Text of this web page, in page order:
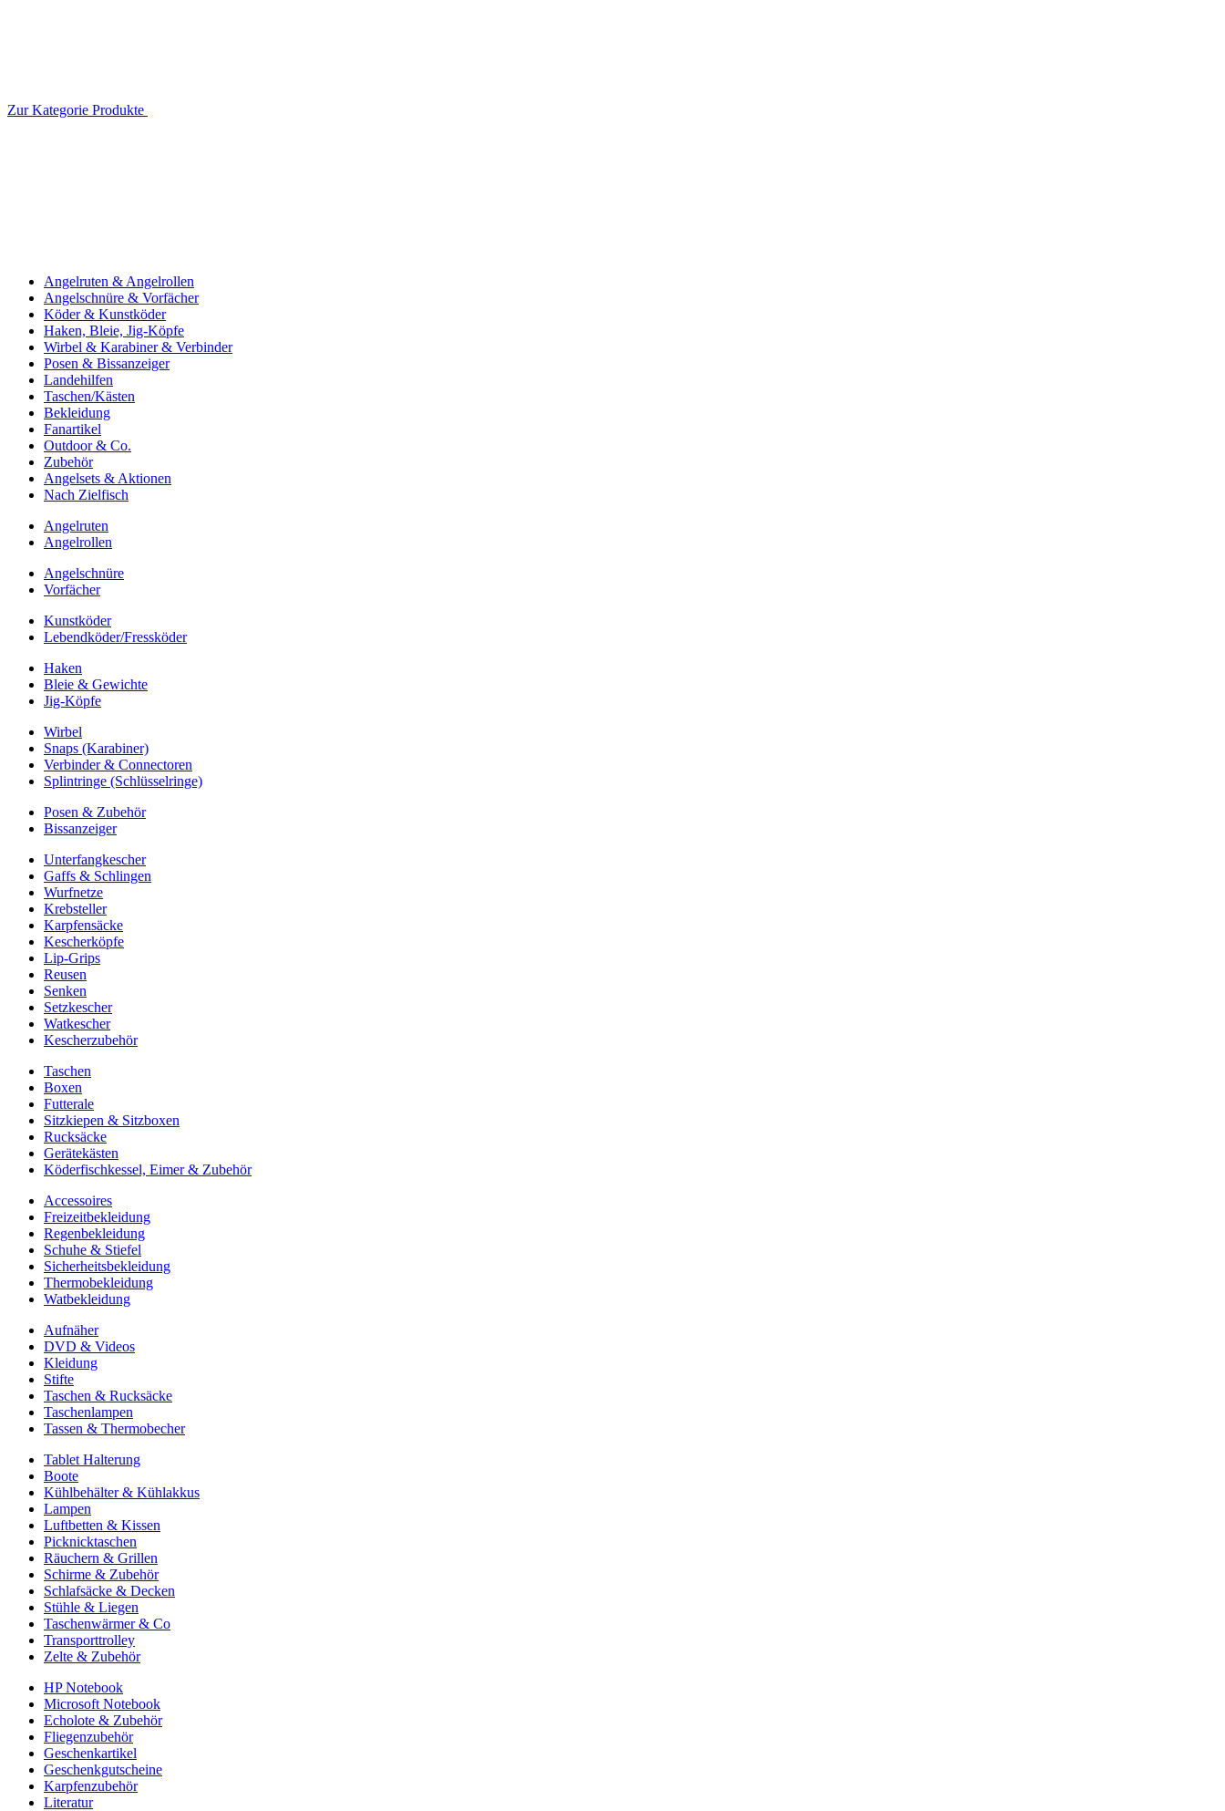
Zur Kategorie Produkte
Angelruten & Angelrollen
Angelschnüre & Vorfächer
Köder & Kunstköder
Haken, Bleie, Jig-Köpfe
Wirbel & Karabiner & Verbinder
Posen & Bissanzeiger
Landehilfen
Taschen/Kästen
Bekleidung
Fanartikel
Outdoor & Co.
Zubehör
Angelsets & Aktionen
Nach Zielfisch
Angelruten
Angelrollen
Angelschnüre
Vorfächer
Kunstköder
Lebendköder/Fressköder
Haken
Bleie & Gewichte
Jig-Köpfe
Wirbel
Snaps (Karabiner)
Verbinder & Connectoren
Splintringe (Schlüsselringe)
Posen & Zubehör
Bissanzeiger
Unterfangkescher
Gaffs & Schlingen
Wurfnetze
Krebsteller
Karpfensäcke
Kescherköpfe
Lip-Grips
Reusen
Senken
Setzkescher
Watkescher
Kescherzubehör
Taschen
Boxen
Futterale
Sitzkiepen & Sitzboxen
Rucksäcke
Gerätekästen
Köderfischkessel, Eimer & Zubehör
Accessoires
Freizeitbekleidung
Regenbekleidung
Schuhe & Stiefel
Sicherheitsbekleidung
Thermobekleidung
Watbekleidung
Aufnäher
DVD & Videos
Kleidung
Stifte
Taschen & Rucksäcke
Taschenlampen
Tassen & Thermobecher
Tablet Halterung
Boote
Kühlbehälter & Kühlakkus
Lampen
Luftbetten & Kissen
Picknicktaschen
Räuchern & Grillen
Schirme & Zubehör
Schlafsäcke & Decken
Stühle & Liegen
Taschenwärmer & Co
Transporttrolley
Zelte & Zubehör
HP Notebook
Microsoft Notebook
Echolote & Zubehör
Fliegenzubehör
Geschenkartikel
Geschenkgutscheine
Karpfenzubehör
Literatur